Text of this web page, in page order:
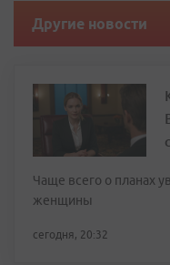
Другие новости
Чаще всего о планах
женщины
сегодня, 20:32